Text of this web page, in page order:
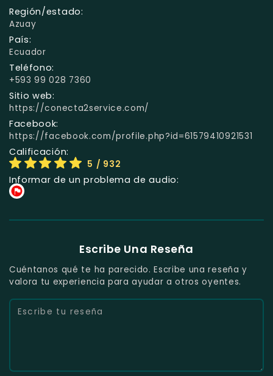
Región/estado:
Azuay
País:
Ecuador
Teléfono:
+593 99 028 7360
Sitio web:
https://conecta2service.com/
Facebook:
https://facebook.com/profile.php?id=61579410921531
Calificación:
5 / 932
Informar de un problema de audio:
Escribe Una Reseña
Cuéntanos qué te ha parecido. Escribe una reseña y
valora tu experiencia para ayudar a otros oyentes.